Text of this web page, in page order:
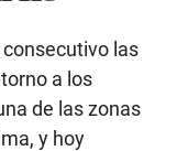
las
a los
de las zonas
y hoy